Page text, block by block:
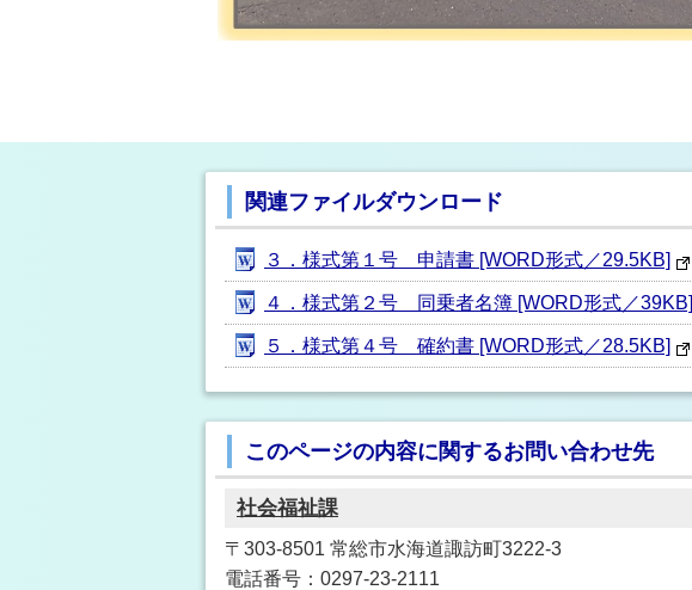
関連ファイルダウンロード
３．様式第１号 申請書 [WORD形式／29.5KB]
４．様式第２号 同乗者名簿 [WORD形式／39KB]
５．様式第４号 確約書 [WORD形式／28.5KB]
このページの内容に関するお問い合わせ先
社会福祉課
〒303-8501 常総市水海道諏訪町3222-3
電話番号：0297-23-2111